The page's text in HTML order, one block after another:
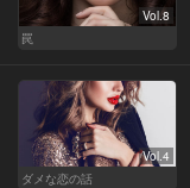
Vol.8
罠
Vol.4
ダメな恋の話